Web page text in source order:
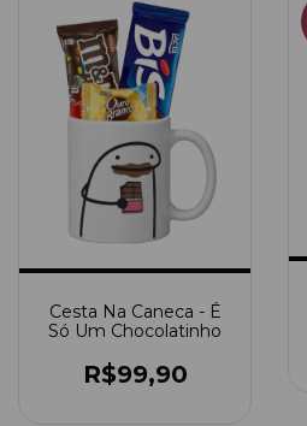
Cesta Na Caneca - É
Só Um Chocolatinho
R$99,90